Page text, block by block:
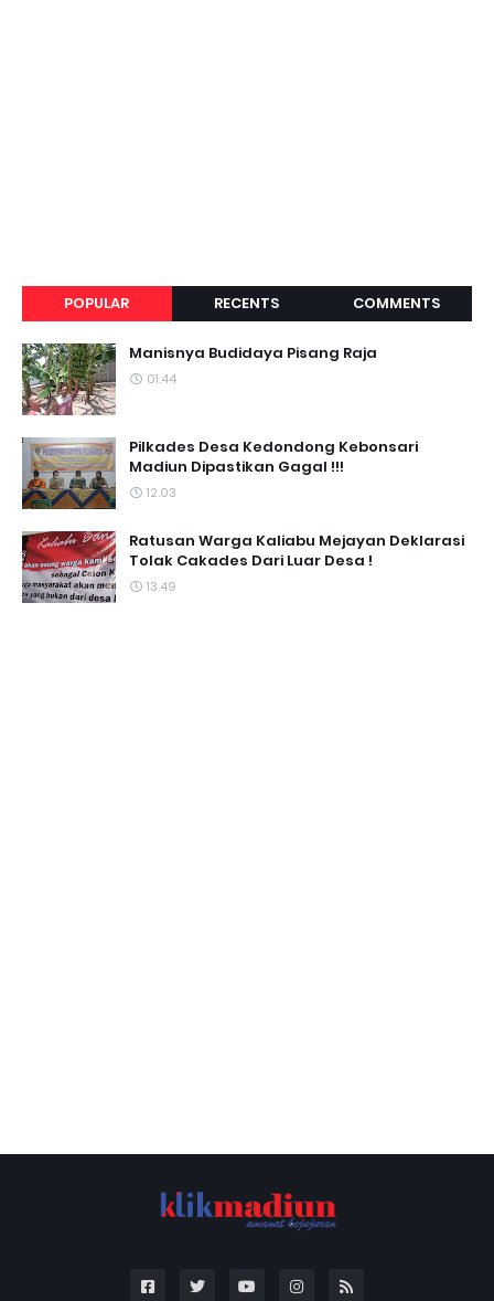
POPULAR RECENTS COMMENTS
Manisnya Budidaya Pisang Raja
01.44
Pilkades Desa Kedondong Kebonsari
Madiun Dipastikan Gagal !!!
12.03
Ratusan Warga Kaliabu Mejayan Deklarasi
Tolak Cakades Dari Luar Desa !
13.49